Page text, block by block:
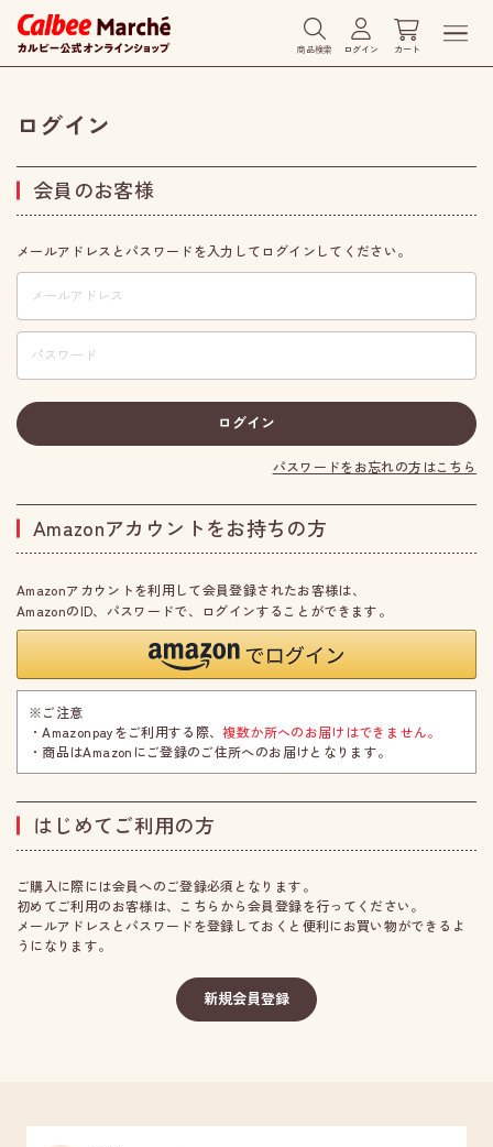
商品検索 ログイン カート
ログイン
会員のお客様
メールアドレスとパスワードを入力してログインしてください。
パスワードをお忘れの方はこちら
Amazonアカウントをお持ちの方
Amazonアカウントを利用して会員登録されたお客様は、
AmazonのID、パスワードで、ログインすることができます。
※ご注意
・Amazonpayをご利用する際、複数か所へのお届けはできません。
・商品はAmazonにご登録のご住所へのお届けとなります。
はじめてご利用の方
ご購入に際には会員へのご登録必須となります。
初めてご利用のお客様は、こちらから会員登録を行ってください。
メールアドレスとパスワードを登録しておくと便利にお買い物ができるよ
うになります。